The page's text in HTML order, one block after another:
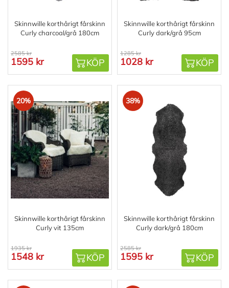
Skinnwille korthårigt fårskinn
Curly charcoal/grå 180cm
2585 kr
1595 kr KÖP
Skinnwille korthårigt fårskinn
Curly dark/grå 95cm
1285 kr
1028 kr KÖP
20%
Skinnwille korthårigt fårskinn
Curly vit 135cm
1935 kr
1548 kr KÖP
38%
Skinnwille korthårigt fårskinn
Curly dark/grå 180cm
2585 kr
1595 kr KÖP